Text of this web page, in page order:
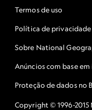
Termos de uso
Política de privacidade
Sobre National
Anúncios com base em
Proteção de dados no
Copyright © 1996-